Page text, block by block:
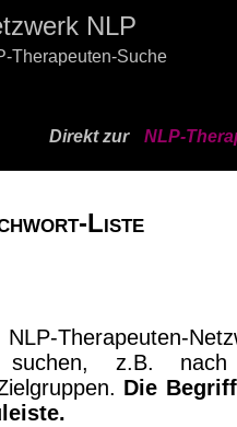
NLP
Therapeuten-Suche
Direkt zur NLP-
Liste
Therapeuten-
suchen, z.B. nach
Die